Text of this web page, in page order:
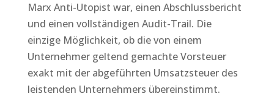
Marx Anti-Utopist war, einen Abschlussbericht
und einen vollständigen Audit-Trail. Die
einzige Möglichkeit, ob die von einem
Unternehmer geltend gemachte Vorsteuer
exakt mit der abgeführten Umsatzsteuer des
leistenden Unternehmers übereinstimmt.